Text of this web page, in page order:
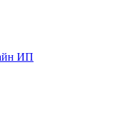
ИП